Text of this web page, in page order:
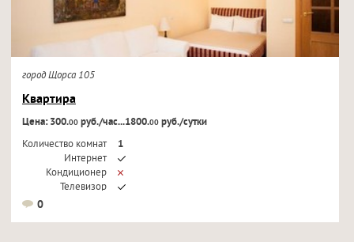
город Щорса 105
Квартира
Цена: 300.00руб./час...1800.00руб./сутки
Количество комнат
1
Интернет
Кондиционер
Телевизор
0